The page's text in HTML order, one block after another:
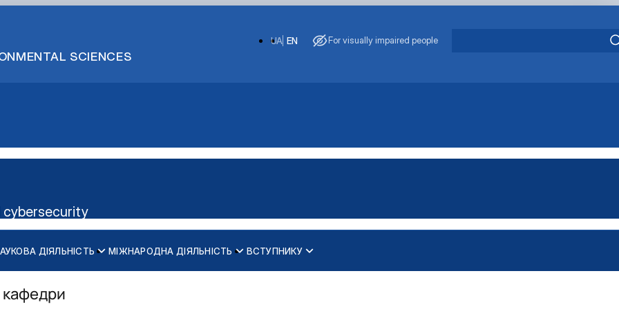
SCIENCES
EN
UA For visually impaired people
cybersecurity
ДІЯЛЬНІСТЬ МІЖНАРОДНА ДІЯЛЬНІСТЬ ВСТУПНИКУ
більше любить «програмуват…
кафедри